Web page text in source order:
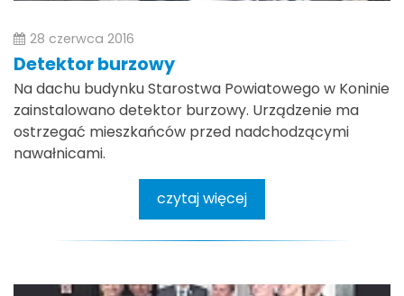
28 czerwca 2016
Detektor burzowy
Na dachu budynku Starostwa Powiatowego w Koninie
zainstalowano detektor burzowy. Urządzenie ma
ostrzegać mieszkańców przed nadchodzącymi
nawałnicami.
czytaj więcej